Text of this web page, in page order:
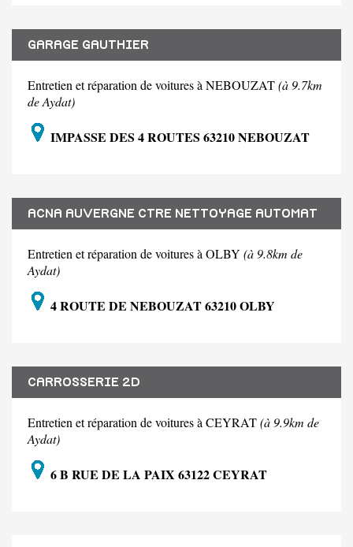
GARAGE GAUTHIER
Entretien et réparation de voitures à NEBOUZAT(à 9.7km
de Aydat)
IMPASSE DES 4 ROUTES 63210 NEBOUZAT
ACNA AUVERGNE CTRE NETTOYAGE AUTOMAT
Entretien et réparation de voitures à OLBY (à 9.8km de
Aydat)
4 ROUTE DE NEBOUZAT 63210 OLBY
CARROSSERIE 2D
Entretien et réparation de voitures à CEYRAT(à 9.9km de
Aydat)
6 B RUE DE LA PAIX 63122 CEYRAT